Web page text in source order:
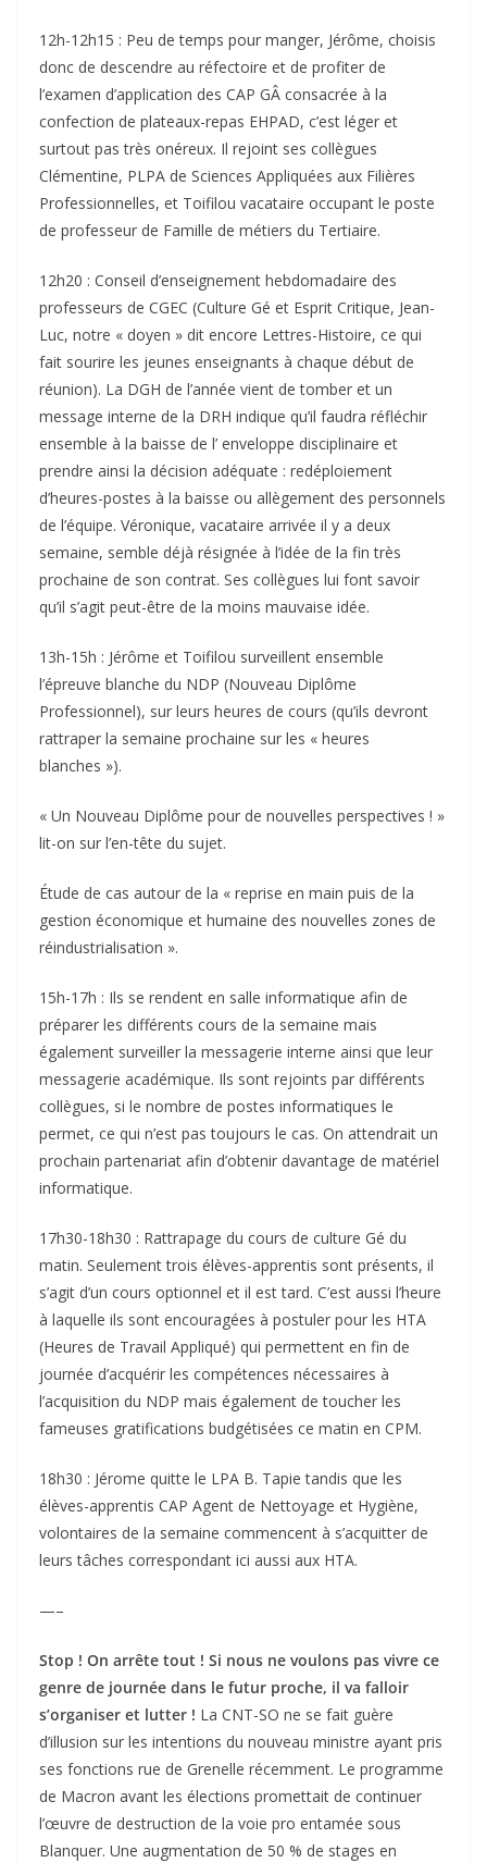
12h-12h15 : Peu de temps pour manger, Jérôme, choisis
donc de descendre au réfectoire et de profiter de
l’examen d’application des CAP GÂ consacrée à la
confection de plateaux-repas EHPAD, c’est léger et
surtout pas très onéreux. Il rejoint ses collègues
Clémentine, PLPA de Sciences Appliquées aux Filières
Professionnelles, et Toifilou vacataire occupant le poste
de professeur de Famille de métiers du Tertiaire.
12h20 : Conseil d’enseignement hebdomadaire des
professeurs de CGEC (Culture Gé et Esprit Critique, Jean-
Luc, notre « doyen » dit encore Lettres-Histoire, ce qui
fait sourire les jeunes enseignants à chaque début de
réunion). La DGH de l’année vient de tomber et un
message interne de la DRH indique qu’il faudra réfléchir
ensemble à la baisse de l’ enveloppe disciplinaire et
prendre ainsi la décision adéquate : redéploiement
d’heures-postes à la baisse ou allègement des personnels
de l’équipe. Véronique, vacataire arrivée il y a deux
semaine, semble déjà résignée à l’idée de la fin très
prochaine de son contrat. Ses collègues lui font savoir
qu’il s’agit peut-être de la moins mauvaise idée.
13h-15h : Jérôme et Toifilou surveillent ensemble
l’épreuve blanche du NDP (Nouveau Diplôme
Professionnel), sur leurs heures de cours (qu’ils devront
rattraper la semaine prochaine sur les « heures
blanches »).
« Un Nouveau Diplôme pour de nouvelles perspectives ! »
lit-on sur l’en-tête du sujet.
Étude de cas autour de la « reprise en main puis de la
gestion économique et humaine des nouvelles zones de
réindustrialisation ».
15h-17h : Ils se rendent en salle informatique afin de
préparer les différents cours de la semaine mais
également surveiller la messagerie interne ainsi que leur
messagerie académique. Ils sont rejoints par différents
collègues, si le nombre de postes informatiques le
permet, ce qui n’est pas toujours le cas. On attendrait un
prochain partenariat afin d’obtenir davantage de matériel
informatique.
17h30-18h30 : Rattrapage du cours de culture Gé du
matin. Seulement trois élèves-apprentis sont présents, il
s’agit d’un cours optionnel et il est tard. C’est aussi l’heure
à laquelle ils sont encouragées à postuler pour les HTA
(Heures de Travail Appliqué) qui permettent en fin de
journée d’acquérir les compétences nécessaires à
l’acquisition du NDP mais également de toucher les
fameuses gratifications budgétisées ce matin en CPM.
18h30 : Jérome quitte le LPA B. Tapie tandis que les
élèves-apprentis CAP Agent de Nettoyage et Hygiène,
volontaires de la semaine commencent à s’acquitter de
leurs tâches correspondant ici aussi aux HTA.
—–
Stop ! On arrête tout ! Si nous ne voulons pas vivre ce
genre de journée dans le futur proche, il va falloir
s’organiser et lutter ! La CNT-SO ne se fait guère
d’illusion sur les intentions du nouveau ministre ayant pris
ses fonctions rue de Grenelle récemment. Le programme
de Macron avant les élections promettait de continuer
l’œuvre de destruction de la voie pro entamée sous
Blanquer. Une augmentation de 50 % de stages en